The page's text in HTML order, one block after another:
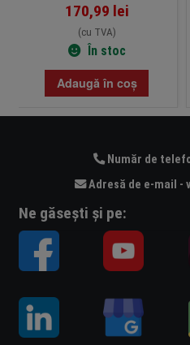
170,99 lei
(cu TVA)
În stoc
Adaugă în coș
Număr de
Adresă de e-mail -
Ne găsești și pe: